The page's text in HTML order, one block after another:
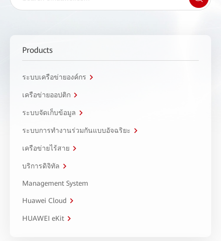
Products
ระบบเครือข่ายองค์กร
เครือข่ายออปติก
ระบบจัดเก็บข้อมูล
ระบบการทำงานร่วมกันแบบอัจฉริยะ
เครือข่ายไร้สาย
บริการดิจิทัล
Management System
Huawei Cloud
HUAWEI eKit